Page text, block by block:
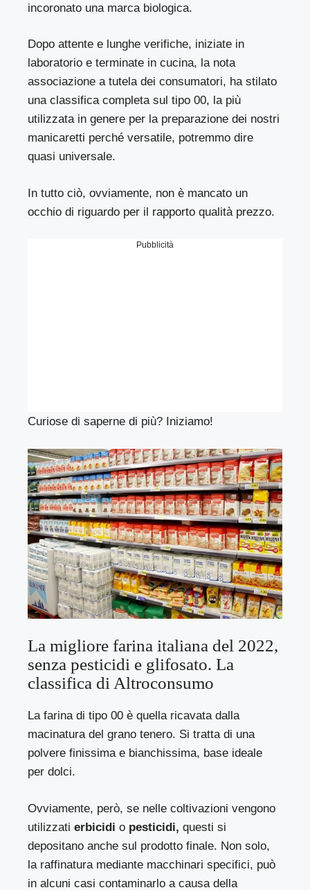
incoronato una marca biologica.
Dopo attente e lunghe verifiche, iniziate in
laboratorio e terminate in cucina, la nota
associazione a tutela dei consumatori, ha stilato
una classifica completa sul tipo 00, la più
utilizzata in genere per la preparazione dei nostri
manicaretti perché versatile, potremmo dire
quasi universale.
In tutto ciò, ovviamente, non è mancato un
occhio di riguardo per il rapporto qualità prezzo.
Pubblicità
Curiose di saperne di più? Iniziamo!
La migliore farina italiana del 2022,
senza pesticidi e glifosato. La
classifica di Altroconsumo
La farina di tipo 00 è quella ricavata dalla
macinatura del grano tenero. Si tratta di una
polvere finissima e bianchissima, base ideale
per dolci.
Ovviamente, però, se nelle coltivazioni vengono
utilizzatierbicidi o pesticidi, questi si
depositano anche sul prodotto finale. Non solo,
la raffinatura mediante macchinari specifici, può
in alcuni casi contaminarlo a causa della